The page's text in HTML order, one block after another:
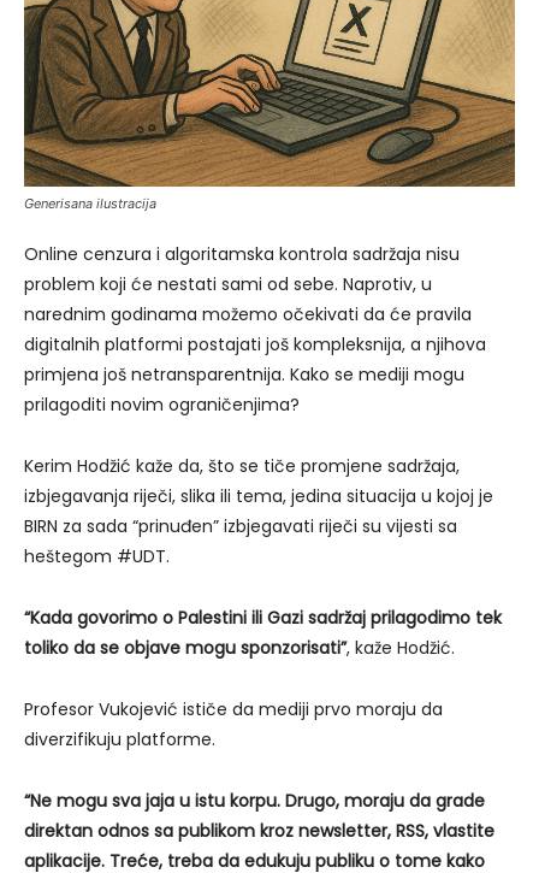
Generisana ilustracija
Online cenzura i algoritamska kontrola sadržaja nisu
problem koji će nestati sami od sebe. Naprotiv, u
narednim godinama možemo očekivati da će pravila
digitalnih platformi postajati još kompleksnija, a njihova
primjena još netransparentnija. Kako se mediji mogu
prilagoditi novim ograničenjima?
Kerim Hodžić kaže da, što se tiče promjene sadržaja,
izbjegavanja riječi, slika ili tema, jedina situacija u kojoj je
BIRN za sada “prinuđen” izbjegavati riječi su vijesti sa
heštegom #UDT.
“Kada govorimo o Palestini ili Gazi sadržaj prilagodimo tek
toliko da se objave mogu sponzorisati”, kaže Hodžić.
Profesor Vukojević ističe da mediji prvo moraju da
diverzifikuju platforme.
“Ne mogu sva jaja u istu korpu. Drugo, moraju da grade
direktan odnos sa publikom kroz newsletter, RSS, vlastite
aplikacije. Treće, treba da edukuju publiku o tome kako